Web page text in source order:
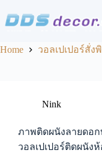
content
Home วอลเปเปอร์สั่ง
Nink
ภาพติดผนังลายดอ
วอลเปเปอร์ติดผนัง